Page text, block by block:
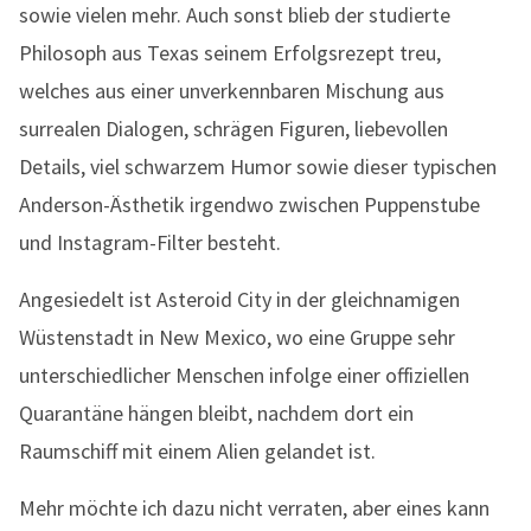
sowie vielen mehr. Auch sonst blieb der studierte
Philosoph aus Texas seinem Erfolgsrezept treu,
welches aus einer unverkennbaren Mischung aus
surrealen Dialogen, schrägen Figuren, liebevollen
Details, viel schwarzem Humor sowie dieser typischen
Anderson-Ästhetik irgendwo zwischen Puppenstube
und Instagram-Filter besteht.
Angesiedelt ist Asteroid City in der gleichnamigen
Wüstenstadt in New Mexico, wo eine Gruppe sehr
unterschiedlicher Menschen infolge einer offiziellen
Quarantäne hängen bleibt, nachdem dort ein
Raumschiff mit einem Alien gelandet ist.
Mehr möchte ich dazu nicht verraten, aber eines kann